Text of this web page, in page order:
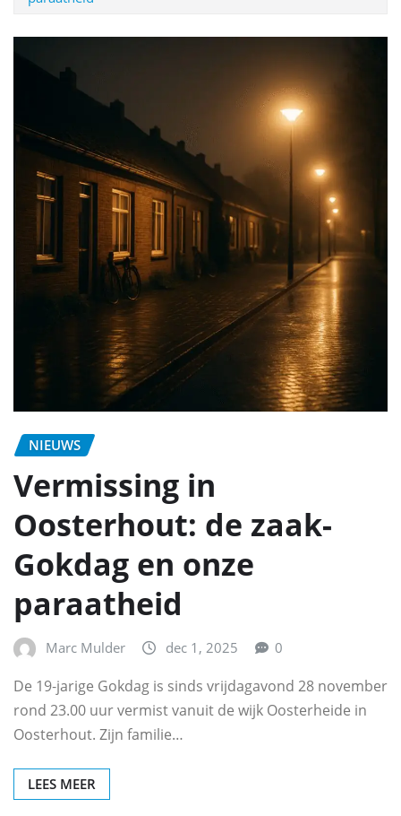
NIEUWS
Vermissing in
Oosterhout: de zaak-
Gokdag en onze
paraatheid
Marc Mulder dec 1, 2025 0
De 19‑jarige Gokdag is sinds vrijdagavond 28 november
rond 23.00 uur vermist vanuit de wijk Oosterheide in
Oosterhout. Zijn familie…
LEES MEER